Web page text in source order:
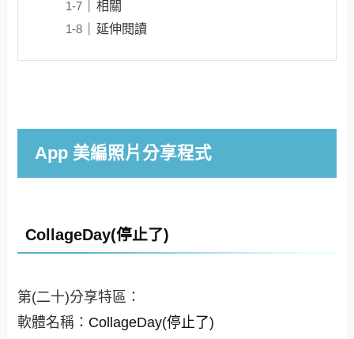
相關
延伸閱讀
App 美編照片分享程式
CollageDay(停止了)
第(二十)分享特區：
軟體名稱： CollageDay(停止了)